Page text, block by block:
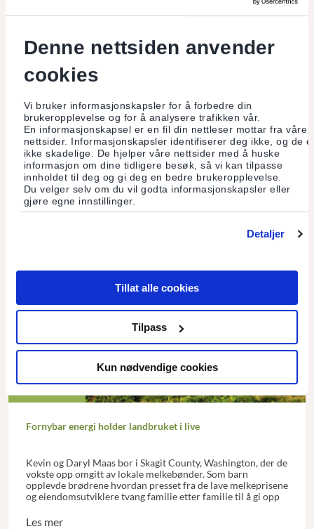
Denne nettsiden anvender
cookies
Vi bruker informasjonskapsler for å forbedre din
brukeropplevelse og for å analysere trafikken vår.
En informasjonskapsel er en fil din nettleser mottar fra våre
nettsider. Informasjonskapsler identifiserer deg ikke, og de
ikke skadelige. De hjelper våre nettsider med å huske
informasjon om dine tidligere besøk, så vi kan tilpasse
innholdet til deg og gi deg en bedre brukeropplevelse.
Du velger selv om du vil godta informasjonskapsler eller
gjøre egne innstillinger.
Detaljer
Tillat alle cookies
Tilpass
Kun nødvendige cookies
Solcelleanlegg på Skarpsno Gård
Skarpsno Gård ligger i Kvæfjord i Troms. Dette er en liten
gård, og vi har sauer, litt potet og litt bringebær. Vi har lenge
hatt et bevisst forhold til naturen og miljøet.
Les mer
Fast spalte
Fornybar energi holder landbruket i live
Kevin og Daryl Maas bor i Skagit County, Washington, der de
vokste opp omgitt av lokale melkebønder. Som barn
opplevde brødrene hvordan presset fra de lave melkeprisene
og eiendomsutviklere tvang familie etter familie til å gi opp
Les mer